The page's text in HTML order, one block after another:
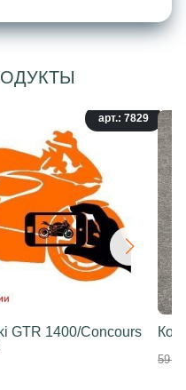
арт.: 7829
GTR 1400/Concours
59